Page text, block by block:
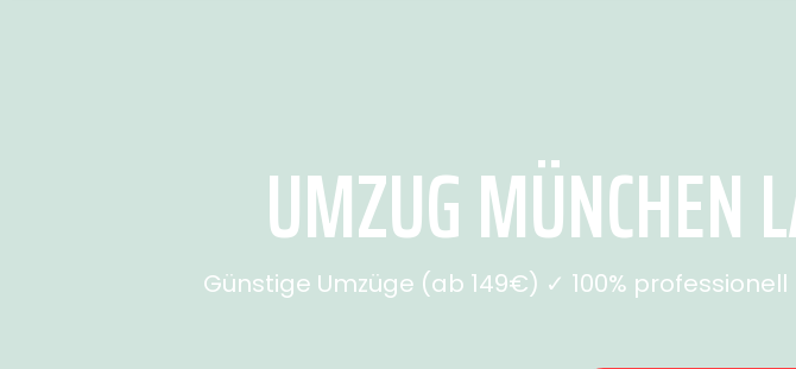
UMZUG MÜNCHEN
Günstige Umzüge (ab 149€) ✓ 100%